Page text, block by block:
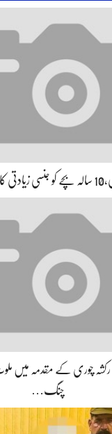
رکشہ چوری کے مقدمہ میں
چنگ…